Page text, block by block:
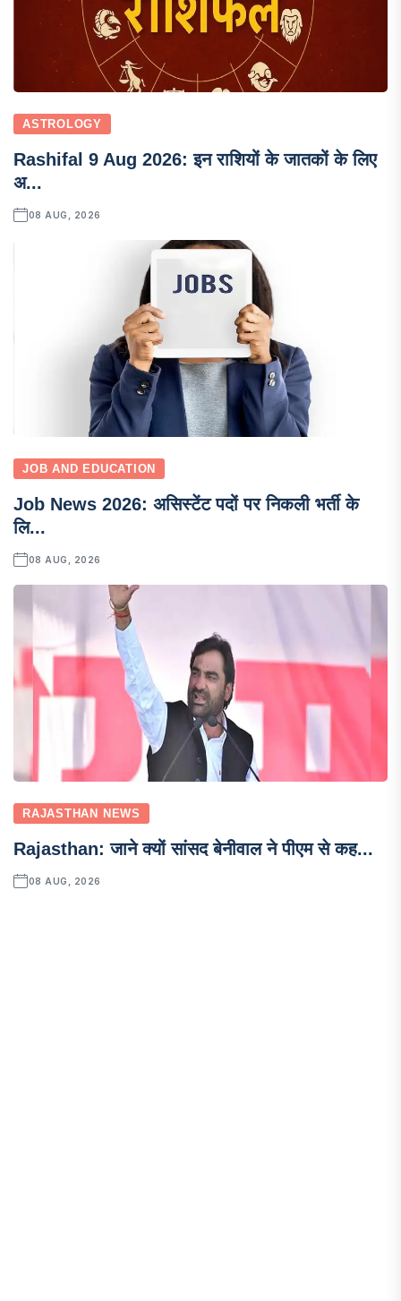
ASTROLOGY
Rashifal 9 Aug 2026: इन राशियों के जातकों के लिए
अ...
08 AUG, 2026
JOB AND EDUCATION
Job News 2026: असिस्टेंट पदों पर निकली भर्ती के
लि...
08 AUG, 2026
RAJASTHAN NEWS
Rajasthan: जाने क्यों सांसद बेनीवाल ने पीएम से कह...
08 AUG, 2026